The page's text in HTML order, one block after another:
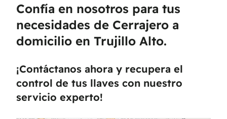
Confía en nosotros para tus
necesidades de Cerrajero a
domicilio en Trujillo Alto.
¡Contáctanos ahora y recupera el
control de tus llaves con nuestro
servicio experto!